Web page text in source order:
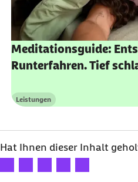
Meditationsguide:
Runterfahren. Tief
Kategorie
Leistungen
Hat Ihnen dieser Inhalt
Ihre Bewertung: 1 Stern
Ihre Bewertung: 2 Sterne
Ihre Bewertung: 3 Sterne
Ihre Bewertung: 4
Ihre